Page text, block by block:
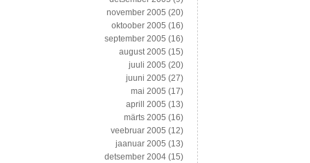
november 2005 (20)
oktoober 2005 (16)
september 2005 (16)
august 2005 (15)
juuli 2005 (20)
juuni 2005 (27)
mai 2005 (17)
aprill 2005 (13)
märts 2005 (16)
veebruar 2005 (12)
jaanuar 2005 (13)
detsember 2004 (15)